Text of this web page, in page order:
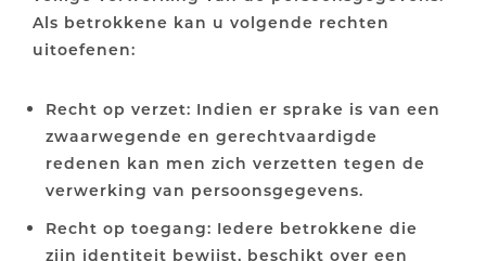
Als betrokkene kan u volgende rechten
uitoefenen:
Recht op verzet: Indien er sprake is van een
zwaarwegende en gerechtvaardigde
redenen kan men zich verzetten tegen de
verwerking van persoonsgegevens.
Recht op toegang: Iedere betrokkene die
zijn identiteit bewijst, beschikt over een